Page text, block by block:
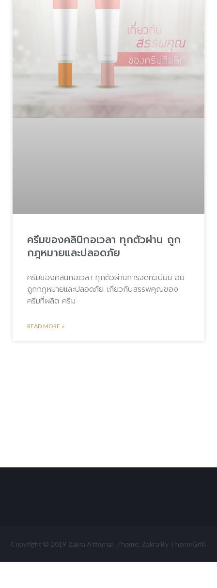
ครีมของคลินิกอเวลา ทุกตัวผ่าน ถูก
กฎหมายและปลอดภัย
ครีมของคลินิกอเวลา ทุกตัวผ่านการจดทะเบียน อย
ถูกกฎหมายและปลอดภัย เกี่ยวกับสรรพคุณของ
ครีมที่ผลิต ครีม
READ MORE »
Copyright © 2019 Zakra Attornal. Theme: Zakra By ThemeGrill.